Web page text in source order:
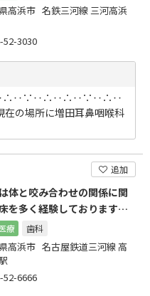
高浜市 名鉄三河線 三河高浜
52-3030
所に増田耳鼻咽喉科
追加
体と咬み合わせの関係に関
を多く経験しております。
談下さい
療 歯科
高浜市 名古屋鉄道三河線 高
52-6666